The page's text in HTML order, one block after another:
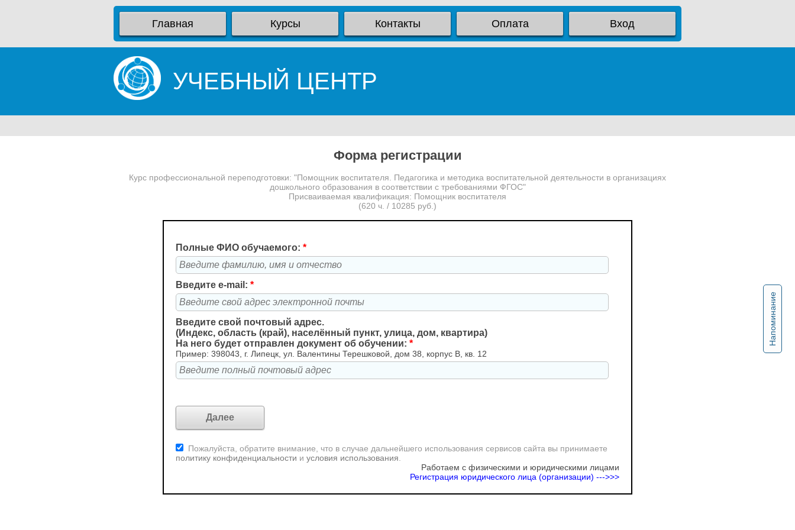
Главная Курсы Контакты Оплата Вход
УЧЕБНЫЙ ЦЕНТР
Напоминание
Форма регистрации
Курс профессиональной переподготовки: "Помощник воспитателя. Педагогика и методика воспитательной деятельности в организациях
дошкольного образования в соответствии с требованиями ФГОС"
Присваиваемая квалификация: Помощник воспитателя
(620 ч. / 10285 руб.)
Полные ФИО обучаемого: *
Введите e-mail: *
Введите свой почтовый адрес.
(Индекс, область (край), населённый пункт, улица, дом, квартира)
На него будет отправлен документ об обучении: *
Пример: 398043, г. Липецк, ул. Валентины Терешковой, дом 38, корпус В, кв. 12
Пожалуйста, обратите внимание, что в случае дальнейшего использования сервисов сайта вы принимаете
политику конфиденциальности и условия использования
Работаем с физическими и юридическими лицами
Регистрация юридического лица (организации) --->>>